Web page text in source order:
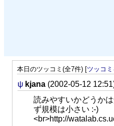
本日のツッコミ(全7件) [ツッコ
ψ kjana (2002-05-12
読みやすいかどうか
ず規模は小さい :-)
<br>http://